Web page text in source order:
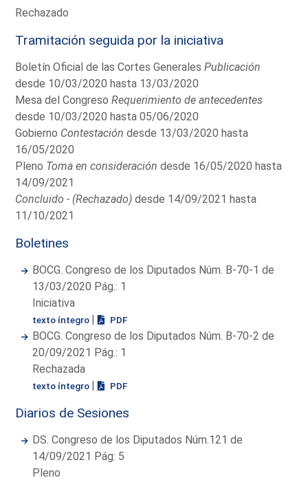
Rechazado
Tramitación seguida por la iniciativa
Boletín Oficial de las Cortes GeneralesPublicación
desde 10/03/2020 hasta 13/03/2020
Mesa del CongresoRequerimiento de antecedentes
desde 10/03/2020 hasta 05/06/2020
Gobierno Contestación desde 13/03/2020 hasta
16/05/2020
Pleno Toma en consideración desde 16/05/2020 hasta
14/09/2021
Concluido - (Rechazado) desde 14/09/2021 hasta
11/10/2021
Boletines
BOCG. Congreso de los Diputados Núm. B-70-1 de
13/03/2020 Pág.: 1
Iniciativa
texto íntegro | PDF
BOCG. Congreso de los Diputados Núm. B-70-2 de
20/09/2021 Pág.: 1
Rechazada
texto íntegro | PDF
Diarios de Sesiones
DS. Congreso de los Diputados Núm.121 de
14/09/2021 Pág: 5
Pleno